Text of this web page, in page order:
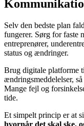
Selv den bedste plan
fungerer. Sørg for faste
entreprenører,
status og ændringer.
Brug digitale platforme
ændringsmeddelelser,
Mange fejl og
tide.
Et simpelt princip er at
hvornår det skal ske,